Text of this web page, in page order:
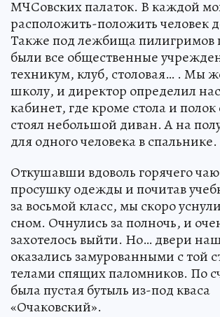
МЧСовских палаток. В каждой
расположить-положить человек
Также под лежбища пилигримов
были все общественные
техникум, клуб, столовая… . Мы
школу, и директор определил
кабинет, где кроме стола и
стоял небольшой диван. А на
для одного человека в спальнике.
Откушавши вдоволь горячего
просушку одежды и почитав
за восьмой класс, мы скоро
сном. Очнулись за полночь, и
захотелось выйти. Но… двери
оказались замурованными с той
телами спящих паломников. По
была пустая бутыль из-под кваса
«Очаковский».